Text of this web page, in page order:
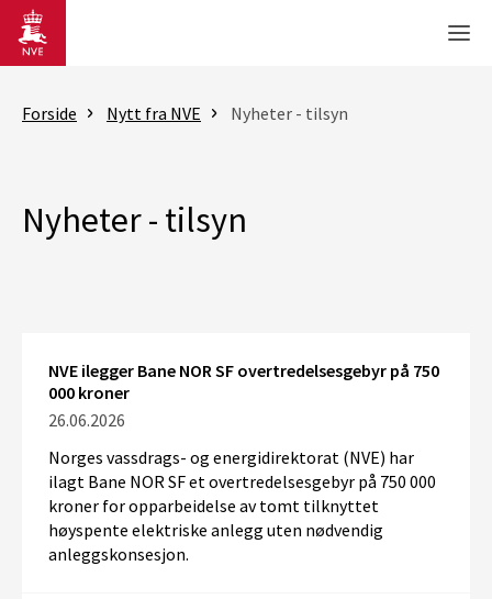
Gå til hovedinnhold
Forside Nytt fra NVE Nyheter - tilsyn
Nyheter - tilsyn
NVE ilegger Bane NOR SF overtredelsesgebyr på 750
000 kroner
26.06.2026
Norges vassdrags- og energidirektorat (NVE) har
ilagt Bane NOR SF et overtredelsesgebyr på 750 000
kroner for opparbeidelse av tomt tilknyttet
høyspente elektriske anlegg uten nødvendig
anleggskonsesjon.